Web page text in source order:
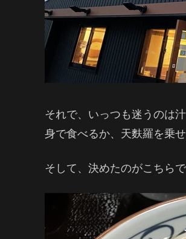
それで、いっつも迷うのは
身で食べるか、天麩羅を乗
そして、決めたのがこちら